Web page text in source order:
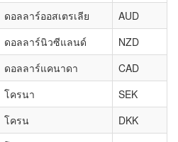
ดอลลาร์ออสเตรเลีย
AUD
ดอลลาร์นิวซีแลนด์
NZD
ดอลลาร์แคนาดา
CAD
โครนา
SEK
โครน
DKK